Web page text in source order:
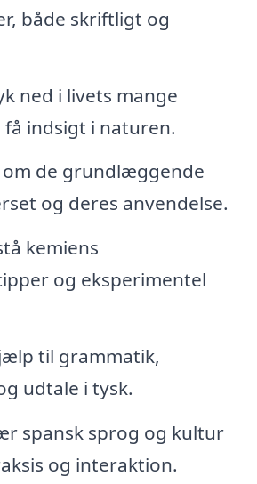
både skriftligt og
ned i livets mange
indsigt i naturen.
om de grundlæggende
og deres anvendelse.
kemiens
og eksperimentel
til grammatik,
udtale i tysk.
spansk sprog og kultur
og interaktion.